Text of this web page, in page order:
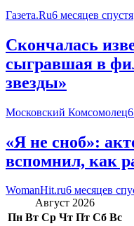
Газета.Ru6 месяцев спустя
Скончалась
сыгравшая в
звезды»
Московский Комсомолец
«Я не сноб»:
вспомнил, как
WomanHit.ru6 месяцев
Август 2026
Пн Вт Ср Чт Пт Сб Вс